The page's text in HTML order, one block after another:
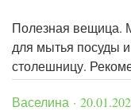
Полезная вещица.
для мытья посуды и
столешницу.
Васелина ·